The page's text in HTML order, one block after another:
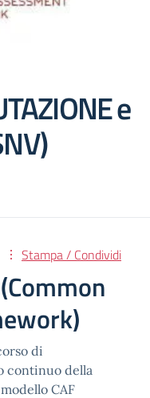
e
Stampa / Condividi
di
continuo della
CAF